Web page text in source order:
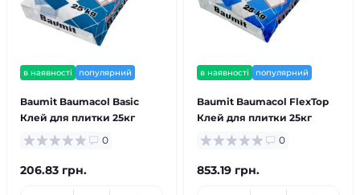
в наявності популярний
Baumit Baumacol Basic
Клей для плитки 25кг
0
206.83 грн.
в наявності популярний
Baumit Baumacol FlexTop
Клей для плитки 25кг
0
853.19 грн.